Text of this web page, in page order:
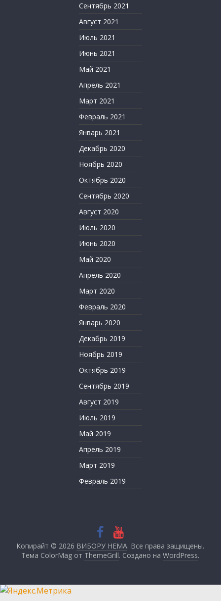
Сентябрь 2021
Август 2021
Июль 2021
Июнь 2021
Май 2021
Апрель 2021
Март 2021
Февраль 2021
Январь 2021
Декабрь 2020
Ноябрь 2020
Октябрь 2020
Сентябрь 2020
Август 2020
Июль 2020
Июнь 2020
Май 2020
Апрель 2020
Март 2020
Февраль 2020
Январь 2020
Декабрь 2019
Ноябрь 2019
Октябрь 2019
Сентябрь 2019
Август 2019
Июль 2019
Май 2019
Апрель 2019
Март 2019
Февраль 2019
Копирайт © 2026 ВИБОРУ НЕМА. Все права защищены.
Тема ColorMag от ThemeGrill. Создано наWordPress.